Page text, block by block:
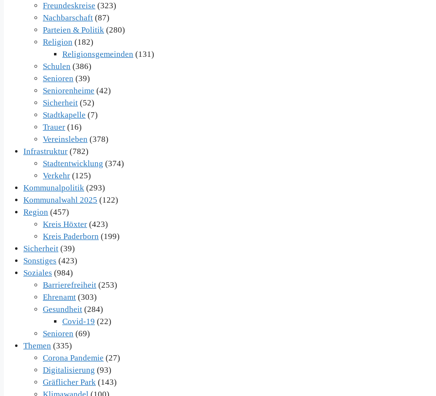
Freundeskreise (323)
Nachbarschaft (87)
Parteien & Politik (280)
Religion (182)
Religionsgemeinden (131)
Schulen (386)
Senioren (39)
Seniorenheime (42)
Sicherheit (52)
Stadtkapelle (7)
Trauer (16)
Vereinsleben (378)
Infrastruktur (782)
Stadtentwicklung (374)
Verkehr (125)
Kommunalpolitik (293)
Kommunalwahl 2025 (122)
Region (457)
Kreis Höxter (423)
Kreis Paderborn (199)
Sicherheit (39)
Sonstiges (423)
Soziales (984)
Barrierefreiheit (253)
Ehrenamt (303)
Gesundheit (284)
Covid-19 (22)
Senioren (69)
Themen (335)
Corona Pandemie (27)
Digitalisierung (93)
Gräflicher Park (143)
Klimawandel (100)